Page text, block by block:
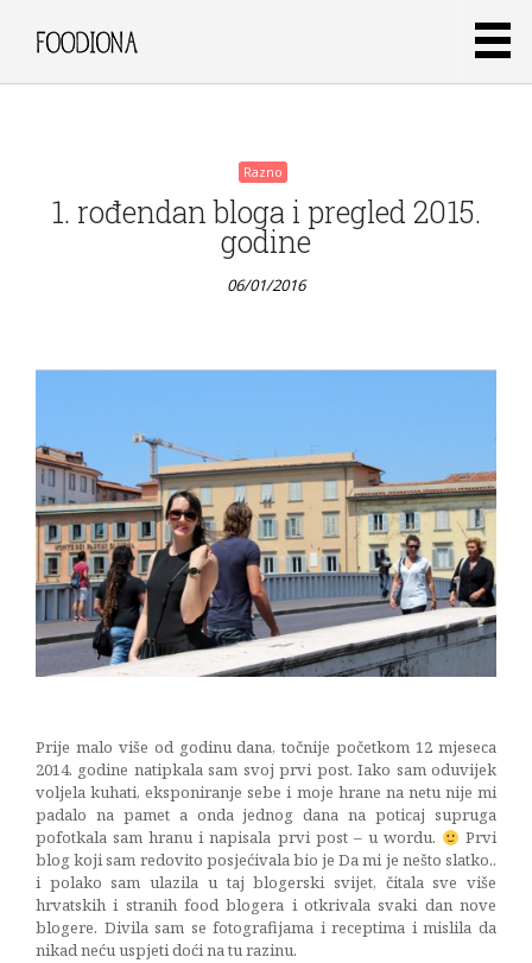
Berlin
– New
York
Europe
1/3
06/01/2016
Razno
1. rođendan bloga i pregled 2015.
godine
06/01/2016
Prije malo više od godinu dana, točnije početkom 12 mjeseca
2014. godine natipkala sam svoj prvi post. Iako sam oduvijek
voljela kuhati, eksponiranje sebe i moje hrane na netu nije mi
padalo na pamet a onda jednog dana na poticaj supruga
pofotkala sam hranu i napisala prvi post – u wordu.
Prvi
blog koji sam redovito posjećivala bio je Da mi je nešto slatko..
i polako sam ulazila u taj blogerski svijet, čitala sve više
hrvatskih i stranih food blogera i otkrivala svaki dan nove
blogere. Divila sam se fotografijama i receptima i mislila da
nikad neću uspjeti doći na tu razinu.